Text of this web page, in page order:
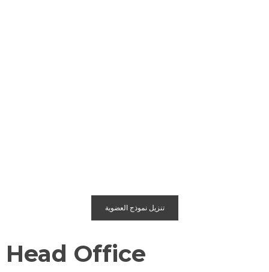
تنزيل نموذج العضوية
Head Office